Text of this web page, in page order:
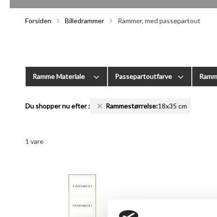
Forsiden Billedrammer Rammer, med passepartout
Du shopper nu efter: Rammestørrelse:18x35 cm
Ramme Materiale Passepartoutfarve
1 vare